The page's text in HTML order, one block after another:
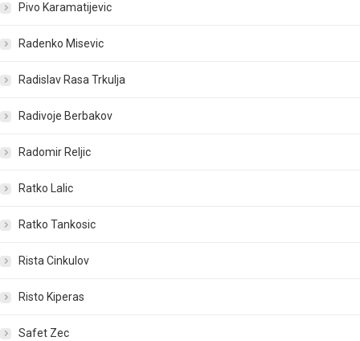
Pivo Karamatijevic
Radenko Misevic
Radislav Rasa Trkulja
Radivoje Berbakov
Radomir Reljic
Ratko Lalic
Ratko Tankosic
Rista Cinkulov
Risto Kiperas
Safet Zec